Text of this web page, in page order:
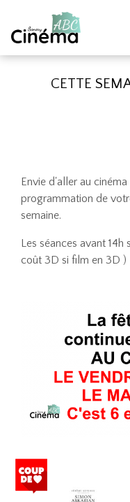
CETTE
Envie d'aller au
programmation de
semaine.
Les séances avant
coût 3D si film en 3D )